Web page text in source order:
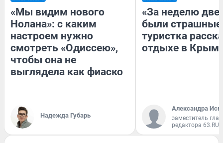
«Мы видим нового
Нолана»: с каким
настроем нужно
смотреть «Одиссею»,
чтобы она не
выглядела как фиаско
Надежда Губарь
«За неделю две
были
туристка
отдыхе в
Александра
заместитель
редактора 63.RU